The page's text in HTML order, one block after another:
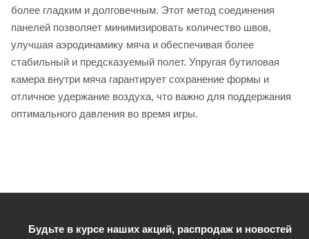
более гладким и долговечным. Этот метод соединения
панелей позволяет минимизировать количество швов,
улучшая аэродинамику мяча и обеспечивая более
стабильный и предсказуемый полет. Упругая бутиловая
камера внутри мяча гарантирует сохранение формы и
отличное удержание воздуха, что важно для поддержания
оптимального давления во время игры.
Будьте в курсе наших акций, распродаж и новостей